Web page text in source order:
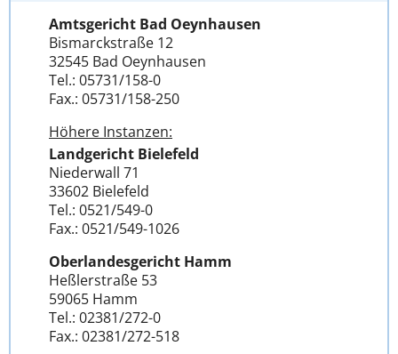
Amtsgericht Bad Oeynhausen
Bismarckstraße 12
32545 Bad Oeynhausen
Tel.: 05731/158-0
Fax.: 05731/158-250
Höhere Instanzen:
Landgericht Bielefeld
Niederwall 71
33602 Bielefeld
Tel.: 0521/549-0
Fax.: 0521/549-1026
Oberlandesgericht Hamm
Heßlerstraße 53
59065 Hamm
Tel.: 02381/272-0
Fax.: 02381/272-518